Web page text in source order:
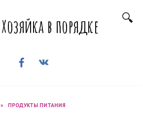
Хозяйка в порядке
» ПРОДУКТЫ ПИТАНИЯ